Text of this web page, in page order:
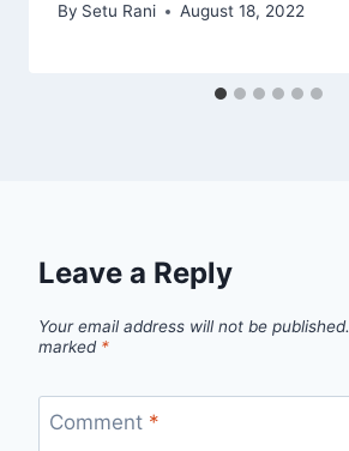
By Setu Rani August 18, 2022
Leave a Reply
Your email address will not be published.
marked *
Comment *